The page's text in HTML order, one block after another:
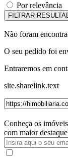
Por relevância
Não foram
O seu pedido foi
Entraremos em
site.sharelink.text
Conheça os imóveis
com maior